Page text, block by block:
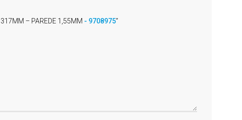
– PAREDE 1,55MM - 9708975”